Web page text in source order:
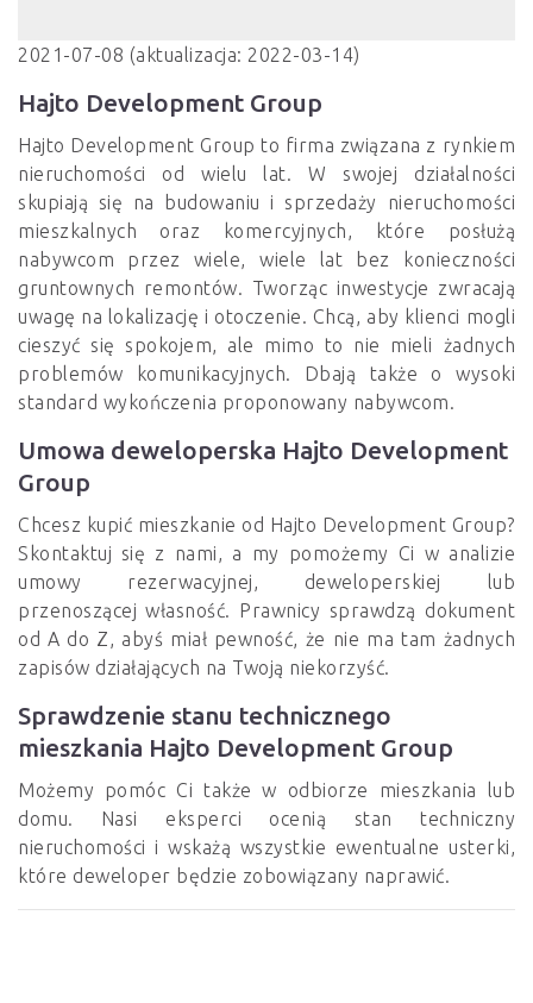
2021-07-08 (aktualizacja: 2022-03-14)
Hajto Development Group
Hajto Development Group to firma związana z rynkiem
nieruchomości od wielu lat. W swojej działalności
skupiają się na budowaniu i sprzedaży nieruchomości
mieszkalnych oraz komercyjnych, które posłużą
nabywcom przez wiele, wiele lat bez konieczności
gruntownych remontów. Tworząc inwestycje zwracają
uwagę na lokalizację i otoczenie. Chcą, aby klienci mogli
cieszyć się spokojem, ale mimo to nie mieli żadnych
problemów komunikacyjnych. Dbają także o wysoki
standard wykończenia proponowany nabywcom.
Umowa deweloperska Hajto Development
Group
Chcesz kupić mieszkanie od Hajto Development Group?
Skontaktuj się z nami, a my pomożemy Ci w analizie
umowy rezerwacyjnej, deweloperskiej lub
przenoszącej własność. Prawnicy sprawdzą dokument
od A do Z, abyś miał pewność, że nie ma tam żadnych
zapisów działających na Twoją niekorzyść.
Sprawdzenie stanu technicznego
mieszkania Hajto Development Group
Możemy pomóc Ci także w odbiorze mieszkania lub
domu. Nasi eksperci ocenią stan techniczny
nieruchomości i wskażą wszystkie ewentualne usterki,
które deweloper będzie zobowiązany naprawić.